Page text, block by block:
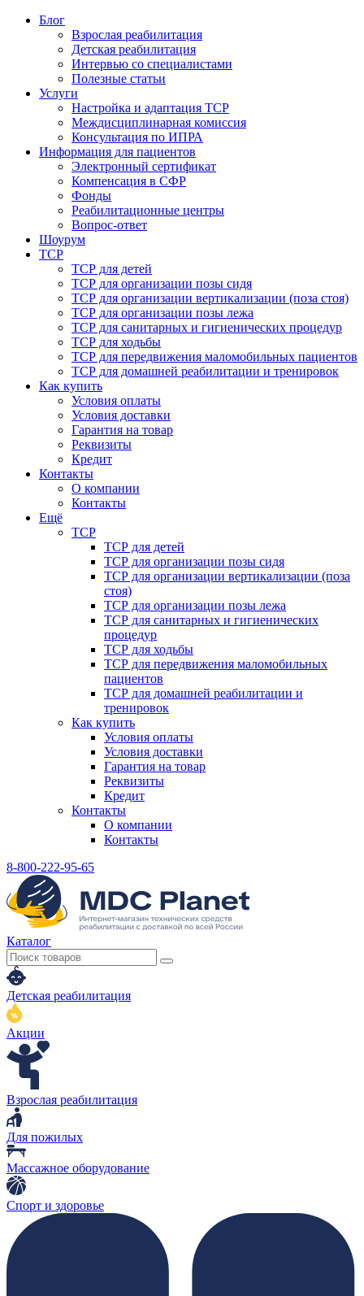
Блог
Взрослая реабилитация
Детская реабилитация
Интервью со специалистами
Полезные статьи
Услуги
Настройка и адаптация ТСР
Междисциплинарная комиссия
Консультация по ИПРА
Информация для пациентов
Электронный сертификат
Компенсация в СФР
Фонды
Реабилитационные центры
Вопрос-ответ
Шоурум
ТСР
ТСР для детей
ТСР для организации позы сидя
ТСР для организации вертикализации (поза стоя)
ТСР для организации позы лежа
ТСР для санитарных и гигиенических процедур
ТСР для ходьбы
ТСР для передвижения маломобильных пациентов
ТСР для домашней реабилитации и тренировок
Как купить
Условия оплаты
Условия доставки
Гарантия на товар
Реквизиты
Кредит
Контакты
О компании
Контакты
Ещё
ТСР
ТСР для детей
ТСР для организации позы сидя
ТСР для организации вертикализации (поза
стоя)
ТСР для организации позы лежа
ТСР для санитарных и гигиенических
процедур
ТСР для ходьбы
ТСР для передвижения маломобильных
пациентов
ТСР для домашней реабилитации и
тренировок
Как купить
Условия оплаты
Условия доставки
Гарантия на товар
Реквизиты
Кредит
Контакты
О компании
Контакты
8-800-222-95-65
Каталог
Детская реабилитация
Акции
Взрослая реабилитация
Для пожилых
Массажное оборудование
Спорт и здоровье